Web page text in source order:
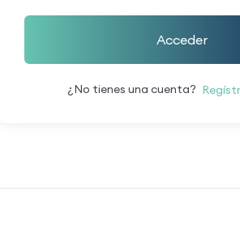
Acceder
¿No tienes una cuenta?